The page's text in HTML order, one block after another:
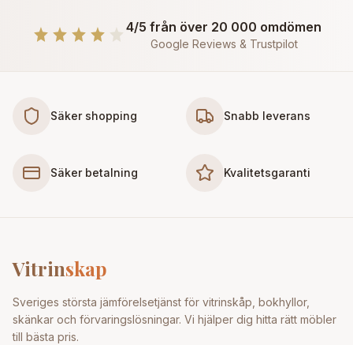
4/5 från över 20 000 omdömen
Google Reviews & Trustpilot
Säker shopping Snabb leverans
Säker betalning Kvalitetsgaranti
Vitrinskap
Sveriges största jämförelsetjänst för vitrinskåp, bokhyllor,
skänkar och förvaringslösningar. Vi hjälper dig hitta rätt möbler
till bästa pris.